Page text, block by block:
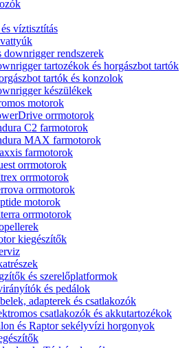
víztisztítás
downrigger rendszerek
tartozékok és horgászbot tartók
tartók és konzolok
készülékek
motorok
orrmotorok
C2 farmotorok
MAX farmotorok
farmotorok
orrmotorok
orrmotorok
orrmotorok
motorok
orrmotorok
kiegészítők
és szerelőplatformok
és pedálok
adapterek és csatlakozók
csatlakozók és akkutartozékok
és Raptor sekélyvízi horgonyok